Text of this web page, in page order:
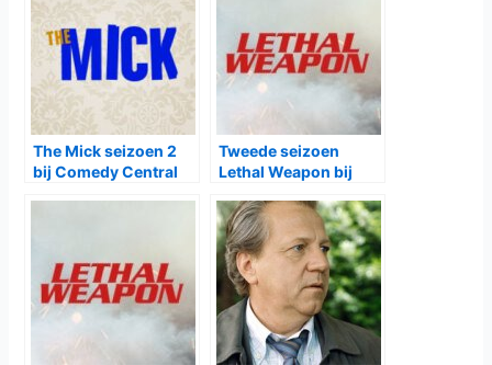
The Mick seizoen 2
bij Comedy Central
Tweede seizoen
Lethal Weapon bij